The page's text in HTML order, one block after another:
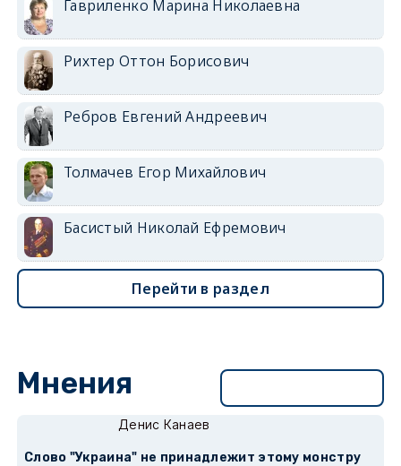
Гавриленко Марина Николаевна
Рихтер Оттон Борисович
Ребров Евгений Андреевич
Толмачев Егор Михайлович
Басистый Николай Ефремович
Перейти в раздел
Мнения
Денис Канаев
Слово "Украина" не принадлежит этому монстру